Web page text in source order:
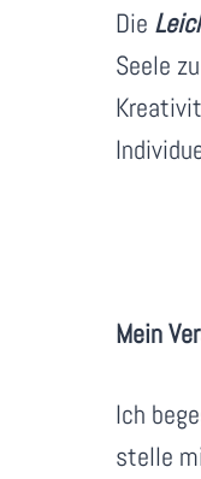
Die
Seele
Mein
Ich
stelle